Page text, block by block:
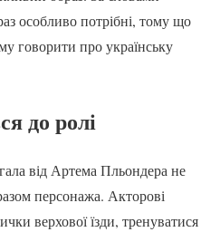
особливо потрібні, тому що
говорити про українську
до ролі
від Артема Пльондера не
персонажа. Акторові
верхової їзди, тренуватися